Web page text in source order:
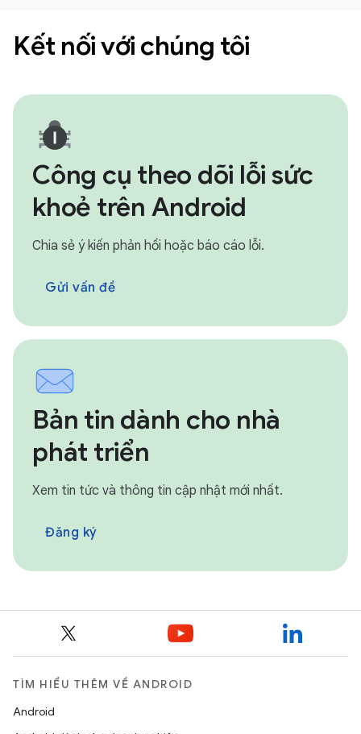
Kết nối với chúng tôi
Công cụ theo dõi lỗi sức
khoẻ trên Android
Chia sẻ ý kiến phản hồi hoặc báo cáo lỗi.
Gửi vấn đề
Bản tin dành cho nhà
phát triển
Xem tin tức và thông tin cập nhật mới nhất.
Đăng ký
TÌM HIỂU THÊM VỀ ANDROID
Android